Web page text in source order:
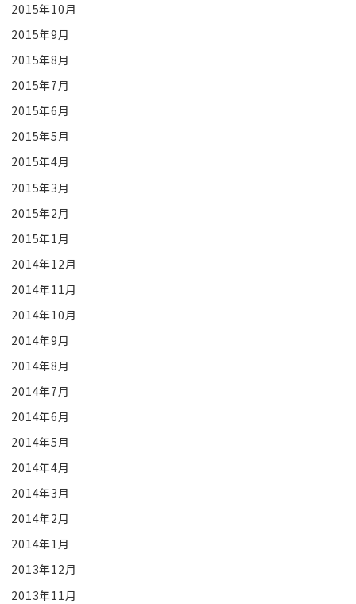
2015年10月
2015年9月
2015年8月
2015年7月
2015年6月
2015年5月
2015年4月
2015年3月
2015年2月
2015年1月
2014年12月
2014年11月
2014年10月
2014年9月
2014年8月
2014年7月
2014年6月
2014年5月
2014年4月
2014年3月
2014年2月
2014年1月
2013年12月
2013年11月